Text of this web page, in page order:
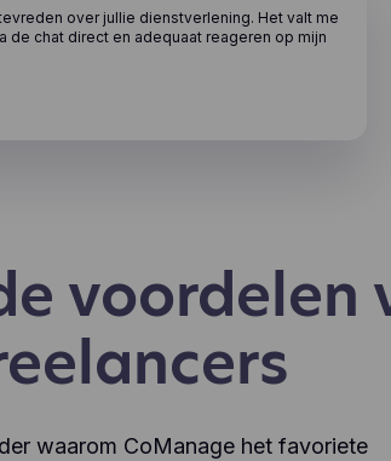
over jullie dienstverlening. Het valt me
de chat direct en adequaat reageren op mijn
komen en mij blijven ondersteunen
een zeer tevreden klant en zal jullie zeker
voordelen
waarom CoManage het favoriete